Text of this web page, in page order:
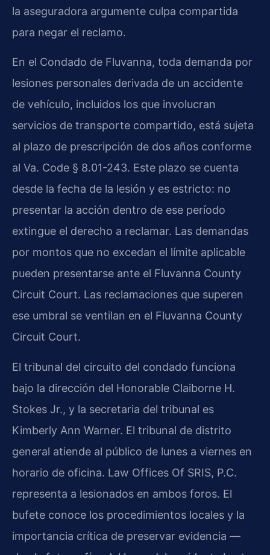
la aseguradora argumente culpa compartida
para negar el reclamo.
En el Condado de Fluvanna, toda demanda por
lesiones personales derivada de un accidente
de vehículo, incluidos los que involucran
servicios de transporte compartido, está sujeta
al plazo de prescripción de dos años conforme
al Va. Code § 8.01-243. Este plazo se cuenta
desde la fecha de la lesión y es estricto: no
presentar la acción dentro de ese período
extingue el derecho a reclamar. Las demandas
por montos que no excedan el límite aplicable
pueden presentarse ante el Fluvanna County
Circuit Court. Las reclamaciones que superen
ese umbral se ventilan en el Fluvanna County
Circuit Court.
El tribunal del circuito del condado funciona
bajo la dirección del Honorable Claiborne H.
Stokes Jr., y la secretaria del tribunal es
Kimberly Ann Warner. El tribunal de distrito
general atiende al público de lunes a viernes en
horario de oficina. Law Offices Of SRIS, P.C.
representa a lesionados en ambos foros. El
bufete conoce los procedimientos locales y la
importancia crítica de preservar evidencia —